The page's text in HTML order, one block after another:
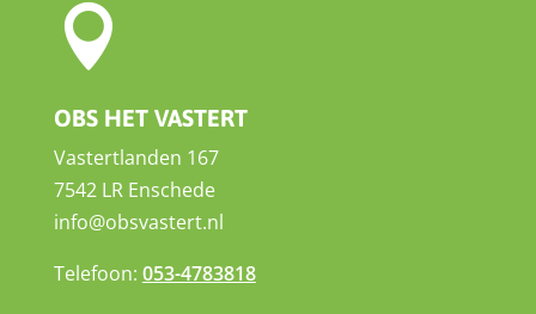

OBS HET VASTERT
Vastertlanden 167
7542 LR Enschede
info@obsvastert.nl
Telefoon: 053-4783818